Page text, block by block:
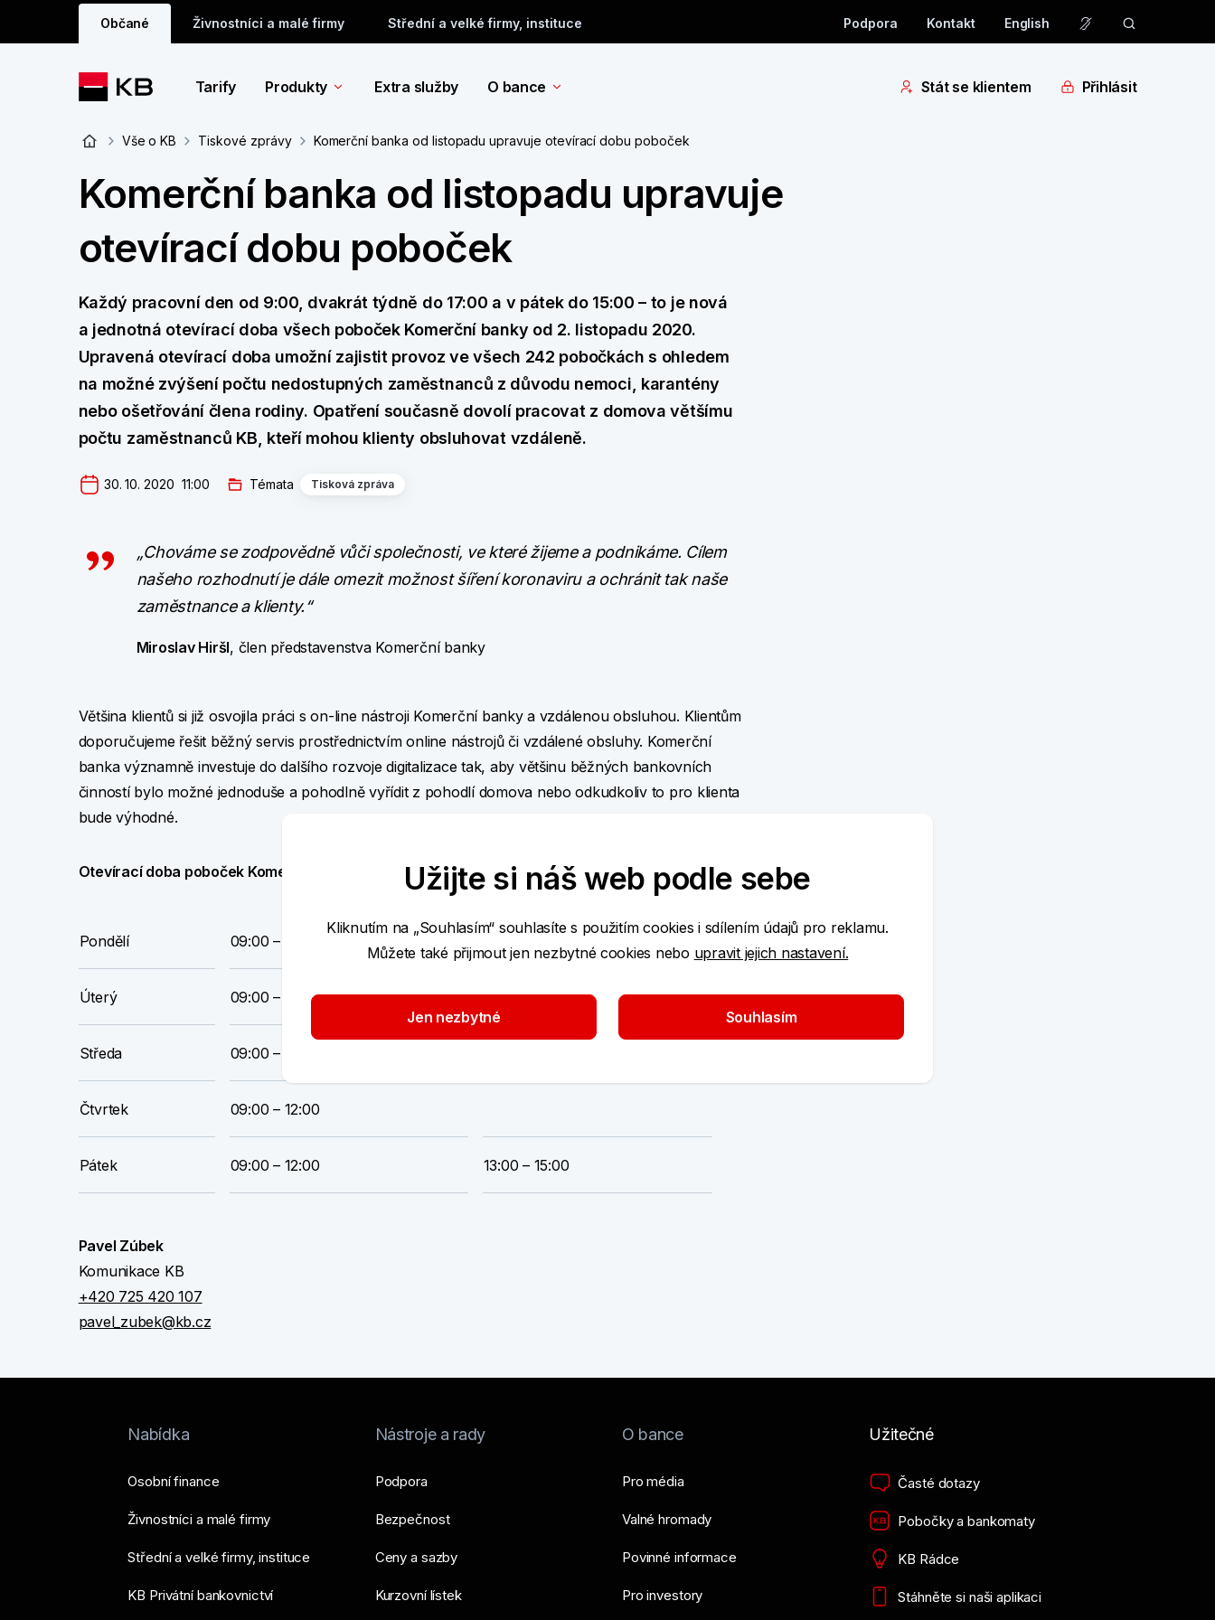
Občané Živnostníci a malé firmy Střední a velké firmy, instituce Podpora Kontakt English
Tarify Produkty Extra služby O bance Stát se klientem Přihlásit
Vše o KB Tiskové zprávy Komerční banka od listopadu upravuje otevírací dobu poboček
Komerční banka od listopadu upravuje
otevírací dobu poboček
Každý pracovní den od 9:00, dvakrát týdně do 17:00 a v pátek do 15:00 – to je nová
a jednotná otevírací doba všech poboček Komerční banky od 2. listopadu 2020.
Upravená otevírací doba umožní zajistit provoz ve všech 242 pobočkách s ohledem
na možné zvýšení počtu nedostupných zaměstnanců z důvodu nemoci, karantény
nebo ošetřování člena rodiny. Opatření současně dovolí pracovat z domova většímu
počtu zaměstnanců KB, kteří mohou klienty obsluhovat vzdáleně.
30. 10. 2020  11:00 Témata Tisková zpráva
„Chováme se zodpovědně vůči společnosti, ve které žijeme a podnikáme. Cílem
našeho rozhodnutí je dále omezit možnost šíření koronaviru a ochránit tak naše
zaměstnance a klienty.“
Miroslav Hiršl, člen představenstva Komerční banky
Většina klientů si již osvojila práci s on-line nástroji Komerční banky a vzdálenou obsluhou. Klientům
doporučujeme řešit běžný servis prostřednictvím online nástrojů či vzdálené obsluhy. Komerční
banka významně investuje do dalšího rozvoje digitalizace tak, aby většinu běžných bankovních
činností bylo možné jednoduše a pohodlně vyřídit z pohodlí domova nebo odkudkoliv to pro klienta
bude výhodné.
Otevírací doba poboček Komerční banky platná od 2. listopadu 2020:
Pondělí 09:00 – 12:00
Úterý 09:00 – 12:00
Středa 09:00 – 12:00
Čtvrtek 09:00 – 12:00
Pátek 09:00 – 12:00 13:00 – 15:00
Pavel Zúbek
Komunikace KB
+420 725 420 107
pavel_zubek@kb.cz
Nabídka
Osobní finance
Živnostníci a malé firmy
Střední a velké firmy, instituce
KB Privátní bankovnictví
Nástroje a rady
Podpora
Bezpečnost
Ceny a sazby
Kurzovní lístek
O bance
Pro média
Valné hromady
Povinné informace
Pro investory
Užitečné
Časté dotazy
Pobočky a bankomaty
KB Rádce
Stáhněte si naši aplikaci
Užijte si náš web podle sebe
Kliknutím na „Souhlasím“ souhlasíte s použitím cookies i sdílením údajů pro reklamu.
Můžete také přijmout jen nezbytné cookies nebo upravit jejich nastavení.
Jen nezbytné Souhlasím